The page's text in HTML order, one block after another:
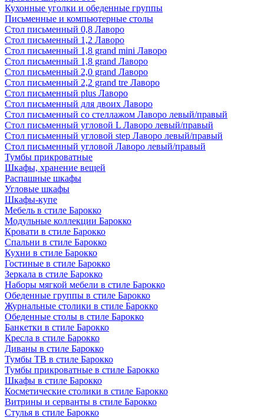
Кухонные уголки и обеденные группы
Письменные и компьютерные столы
Стол письменный 0,8 Лаворо
Стол письменный 1,2 Лаворо
Стол письменный 1,8 grand mini Лаворо
Стол письменный 1,8 grand Лаворо
Стол письменный 2,0 grand Лаворо
Стол письменный 2,2 grand tre Лаворо
Стол письменный plus Лаворо
Стол письменный для двоих Лаворо
Стол письменный со стеллажом Лаворо левый/правый
Стол письменный угловой L Лаворо левый/правый
Стол письменный угловой step Лаворо левый/правый
Стол письменный угловой Лаворо левый/правый
Тумбы прикроватные
Шкафы, хранение вещей
Распашные шкафы
Угловые шкафы
Шкафы-купе
Мебель в стиле Барокко
Модульные коллекции Барокко
Кровати в стиле Барокко
Спальни в стиле Барокко
Кухни в стиле Барокко
Гостиные в стиле Барокко
Зеркала в стиле Барокко
Наборы мягкой мебели в стиле Барокко
Обеденные группы в стиле Барокко
Журнальные столики в стиле Барокко
Обеденные столы в стиле Барокко
Банкетки в стиле Барокко
Кресла в стиле Барокко
Диваны в стиле Барокко
Тумбы ТВ в стиле Барокко
Тумбы прикроватные в стиле Барокко
Шкафы в стиле Барокко
Косметические столики в стиле Барокко
Витрины и серванты в стиле Барокко
Стулья в стиле Барокко